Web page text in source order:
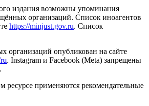
издания возможны упоминания
организаций. Список иноагентов
https://minjust.gov.ru. Список
организаций опубликован на сайте
. Instagram и Facebook (Metа) запрещены
применяются рекомендательные